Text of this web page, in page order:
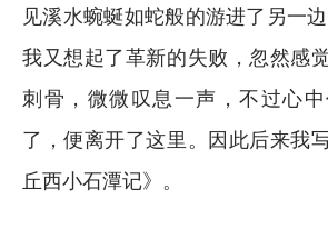
见溪水蜿蜒如蛇般的游进了另一
我又想起了革新的失败，忽然感
刺骨，微微叹息一声，不过心
了，便离开了这里。因此后来我
丘西小石潭记》。